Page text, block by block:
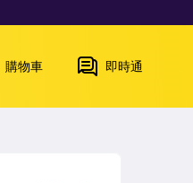
購物車 即時通